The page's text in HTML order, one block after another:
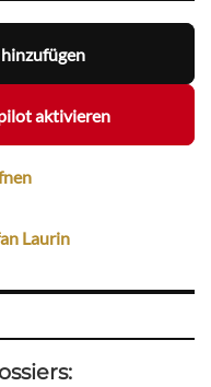
aktivieren
Laurin